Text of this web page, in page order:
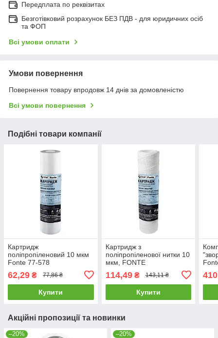
Передплата по реквізитах
Безготівковий розрахунок БЕЗ ПДВ - для юридичних осіб
та ФОП
Всі умови оплати
Умови повернення
Повернення товару впродовж 14 днів за домовленістю
Всі умови повернення
Подібні товари компанії
Картридж
поліпропіленовий 10 мкм
Fonte 77-578
62,29 ₴ 77,86 ₴
Купити
Картридж з
поліпропіленової нитки 10
мкм, FONTE
114,49₴ 143,11 ₴
Купити
Акційні пропозиції та новинки
–20% –20%